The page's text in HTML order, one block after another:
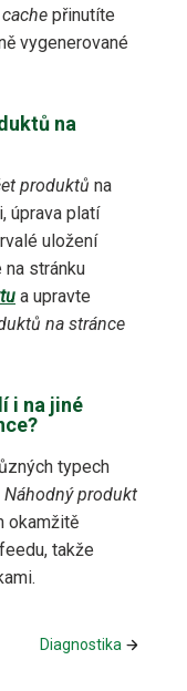
cache přinutíte
vygenerované
na
produktů na
úprava platí
uložení
stránku
a upravte
na stránce
i na jiné
typech
Náhodný produkt
okamžitě
takže
Diagnostika